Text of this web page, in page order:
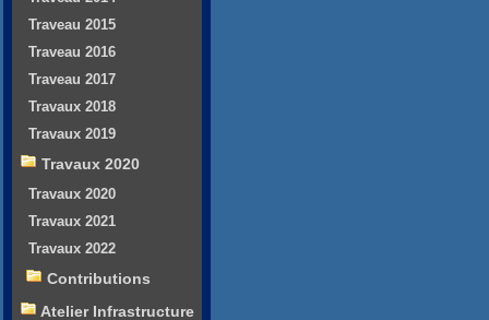
Traveau 2015
Traveau 2016
Traveau 2017
Travaux 2018
Travaux 2019
Travaux 2020
Travaux 2020
Travaux 2021
Travaux 2022
Contributions
Atelier Infrastructure